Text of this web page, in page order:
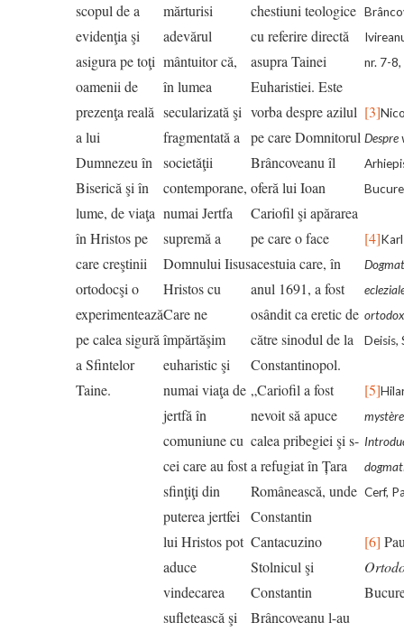
scopul de a
evidenţia şi
asigura pe toţi
oamenii de
prezenţa reală
a lui
Dumnezeu în
Biserică şi în
lume, de viaţa
în Hristos pe
care creştinii
ortodocşi o
experimentează
pe calea sigură
a Sfintelor
Taine.
mărturisi
adevărul
mântuitor că,
în lumea
secularizată şi
fragmentată a
societăţii
contemporane,
numai Jertfa
supremă a
Domnului Iisus
Hristos cu
Care ne
împărtăşim
euharistic şi
numai viaţa de
jertfă în
comuniune cu
cei care au fost
sfinţiţi din
puterea jertfei
lui Hristos pot
aduce
vindecarea
sufletească şi
chestiuni teologice
cu referire directă
asupra Tainei
Euharistiei. Este
vorba despre azilul
pe care Domnitorul
Brâncoveanu îl
oferă lui Ioan
Cariofil şi apărarea
pe care o face
acestuia care, în
anul 1691, a fost
osândit ca eretic de
către sinodul de la
Constantinopol.
„Cariofil a fost
nevoit să apuce
calea pribegiei şi s-
a refugiat în Țara
Românească, unde
Constantin
Cantacuzino
Stolnicul şi
Constantin
Brâncoveanu l-au
nr. 7-
[3]
Despre
[4]
Deisis,
[5]
Cerf,
[6]